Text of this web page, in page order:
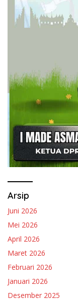
Arsip
Juni 2026
Mei 2026
April 2026
Maret 2026
Februari 2026
Januari 2026
Desember 2025